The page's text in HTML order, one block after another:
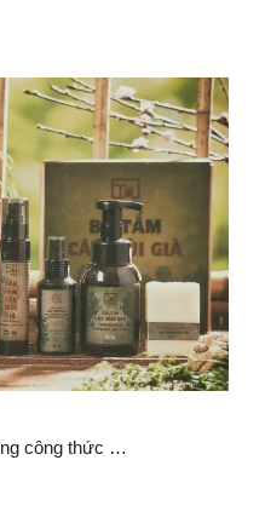
công thức …